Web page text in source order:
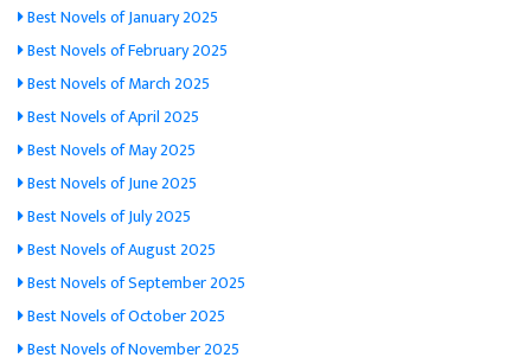
Best Novels of January 2025
Best Novels of February 2025
Best Novels of March 2025
Best Novels of April 2025
Best Novels of May 2025
Best Novels of June 2025
Best Novels of July 2025
Best Novels of August 2025
Best Novels of September 2025
Best Novels of October 2025
Best Novels of November 2025